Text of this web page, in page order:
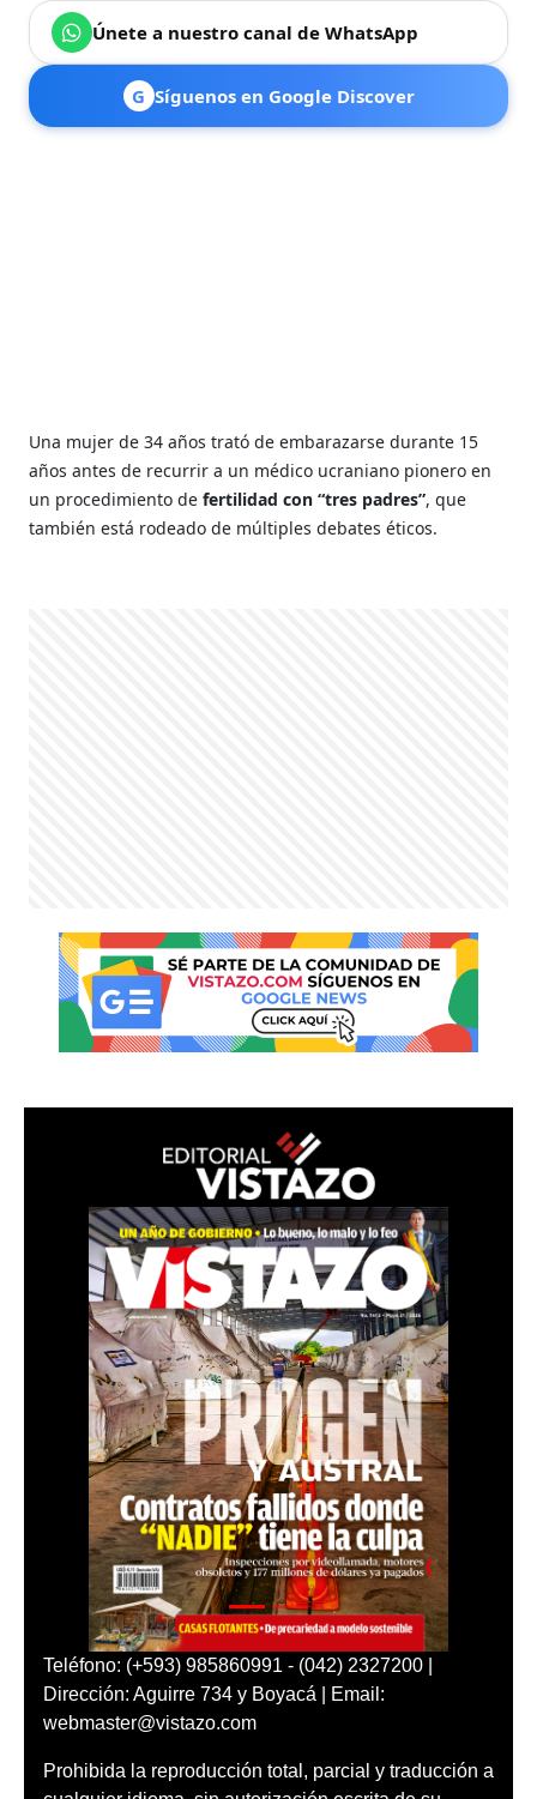
Únete a nuestro canal de WhatsApp
G Síguenos en Google Discover
Una mujer de 34 años trató de embarazarse durante 15
años antes de recurrir a un médico ucraniano pionero en
un procedimiento defertilidad con “tres padres”, que
también está rodeado de múltiples debates éticos.
Teléfono: (+593) 985860991 - (042) 2327200 |
Dirección: Aguirre 734 y Boyacá | Email:
webmaster@vistazo.com
Prohibida la reproducción total, parcial y traducción a